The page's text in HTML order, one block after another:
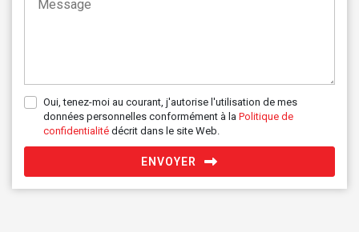
Oui, tenez-moi au courant, j'autorise l'utilisation de mes
données personnelles conformément à la Politique de
confidentialité décrit dans le site Web.
ENVOYER